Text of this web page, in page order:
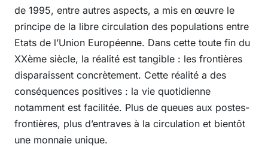
de 1995, entre autres aspects, a mis en œuvre le
principe de la libre circulation des populations entre
Etats de l’Union Européenne. Dans cette toute fin du
XXème siècle, la réalité est tangible : les frontières
disparaissent concrètement. Cette réalité a des
conséquences positives : la vie quotidienne
notamment est facilitée. Plus de queues aux postes-
frontières, plus d’entraves à la circulation et bientôt
une monnaie unique.